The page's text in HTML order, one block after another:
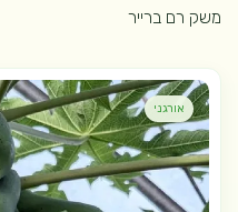
משק רם ברייר
אורגני